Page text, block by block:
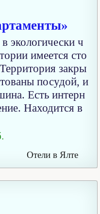
экологически ч
имеется сто
закры
посудой, и
Есть интерн
Находится в
Отели в Ялте